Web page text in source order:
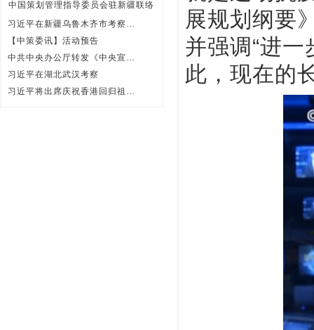
中国策划管理指导委员会驻新疆联络
习近平在新疆乌鲁木齐市考察调研
【中策委讯】活动预告
中共中央办公厅转发《中央宣传部、
习近平在湖北武汉考察
习近平将出席庆祝香港回归祖国25周
展规划纲要
并强调“进
此，现在的